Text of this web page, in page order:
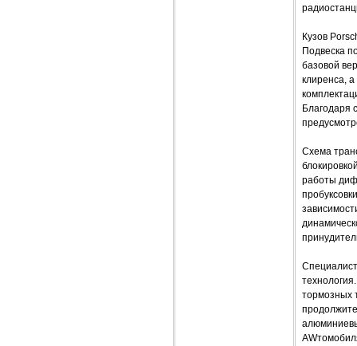
Кузов
Подвеска
базовой
клиренса,
Благодаря
Схема
работы
тормозных